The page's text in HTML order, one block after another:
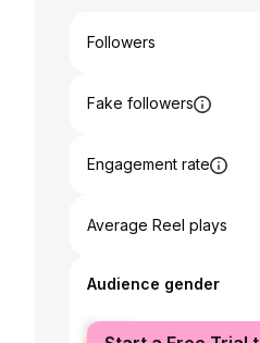
Followers
Fake followers
Engagement rate
Average Reel plays
Audience gender
female